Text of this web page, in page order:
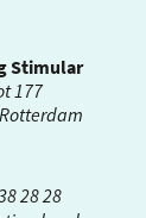
Stimular
177
28 28